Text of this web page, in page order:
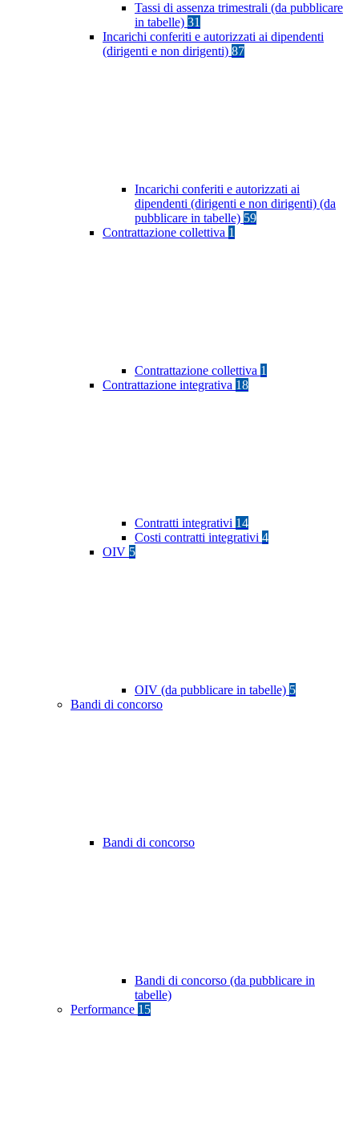
Tassi di assenza trimestrali (da pubblicare
in tabelle) 31
Incarichi conferiti e autorizzati ai dipendenti
(dirigenti e non dirigenti) 87
Incarichi conferiti e autorizzati ai
dipendenti (dirigenti e non dirigenti) (da
pubblicare in tabelle) 59
Contrattazione collettiva 1
Contrattazione collettiva 1
Contrattazione integrativa 18
Contratti integrativi 14
Costi contratti integrativi 4
OIV 5
OIV (da pubblicare in tabelle) 5
Bandi di concorso
Bandi di concorso
Bandi di concorso (da pubblicare in
tabelle)
Performance 15